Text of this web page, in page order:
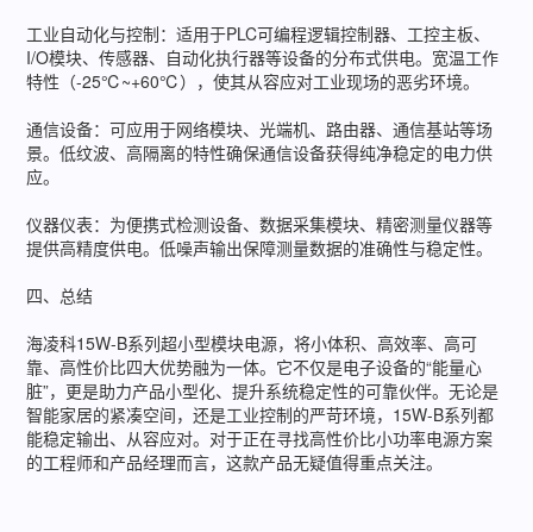
工业自动化与控制：适用于PLC可编程逻辑控制器、工控主板、
I/O模块、传感器、自动化执行器等设备的分布式供电。宽温工作
特性（-25℃~+60℃），使其从容应对工业现场的恶劣环境。
通信设备：可应用于网络模块、光端机、路由器、通信基站等场
景。低纹波、高隔离的特性确保通信设备获得纯净稳定的电力供
应。
仪器仪表：为便携式检测设备、数据采集模块、精密测量仪器等
提供高精度供电。低噪声输出保障测量数据的准确性与稳定性。
四、总结
海凌科15W-B系列超小型模块电源，将小体积、高效率、高可
靠、高性价比四大优势融为一体。它不仅是电子设备的“能量心
脏”，更是助力产品小型化、提升系统稳定性的可靠伙伴。无论是
智能家居的紧凑空间，还是工业控制的严苛环境，15W-B系列都
能稳定输出、从容应对。对于正在寻找高性价比小功率电源方案
的工程师和产品经理而言，这款产品无疑值得重点关注。